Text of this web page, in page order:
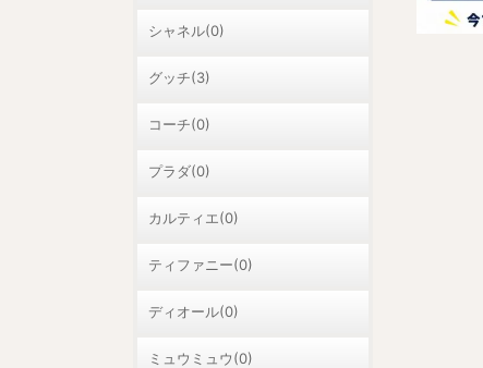
シャネル(0)
グッチ(3)
コーチ(0)
プラダ(0)
カルティエ(0)
ティファニー(0)
ディオール(0)
ミュウミュウ(0)